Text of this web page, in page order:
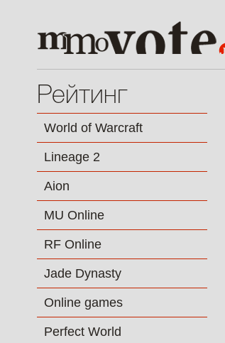
Рейтинг
World of Warcraft
Lineage 2
Aion
MU Online
RF Online
Jade Dynasty
Online games
Perfect World